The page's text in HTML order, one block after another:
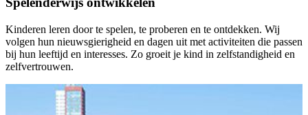
Kinderen leren door te spelen, te proberen en te ontdekken. Wij
volgen hun nieuwsgierigheid en dagen uit met activiteiten die passen
bij hun leeftijd en interesses. Zo groeit je kind in zelfstandigheid en
zelfvertrouwen.